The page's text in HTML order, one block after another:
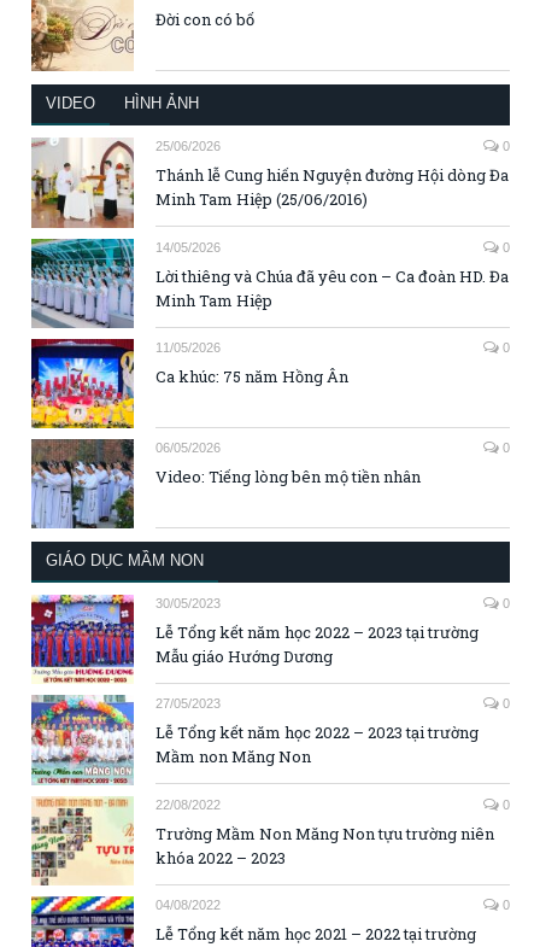
Đời con có bố
VIDEO HÌNH ẢNH
25/06/2026 0
Thánh lễ Cung hiến Nguyện đường Hội dòng Đa
Minh Tam Hiệp (25/06/2016)
14/05/2026 0
Lời thiêng và Chúa đã yêu con – Ca đoàn HD. Đa
Minh Tam Hiệp
11/05/2026 0
Ca khúc: 75 năm Hồng Ân
06/05/2026 0
Video: Tiếng lòng bên mộ tiền nhân
GIÁO DỤC MẦM NON
30/05/2023 0
Lễ Tổng kết năm học 2022 – 2023 tại trường
Mẫu giáo Hướng Dương
27/05/2023 0
Lễ Tổng kết năm học 2022 – 2023 tại trường
Mầm non Măng Non
22/08/2022 0
Trường Mầm Non Măng Non tựu trường niên
khóa 2022 – 2023
04/08/2022 0
Lễ Tổng kết năm học 2021 – 2022 tại trường